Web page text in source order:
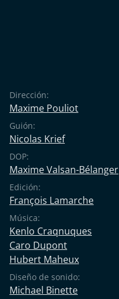
Dirección:
Maxime Pouliot
Guión:
Nicolas Krief
DOP:
Maxime Valsan-Bélanger
Edición:
François Lamarche
Música:
Kenlo Craqnuques
Caro Dupont
Hubert Maheux
Diseño de sonido:
Michael Binette